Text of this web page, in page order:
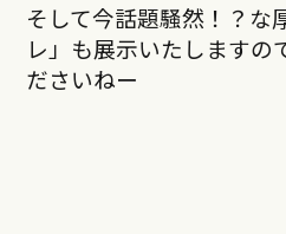
そして今話題騒然！？な
レ」も展示いたしますの
ださいねー